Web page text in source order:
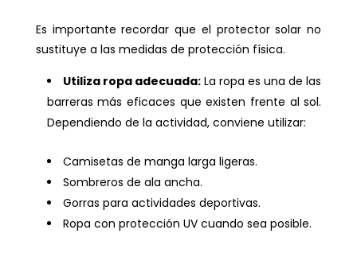
Es importante recordar que el protector solar no
sustituye a las medidas de protección física.
Utiliza ropa adecuada:La ropa es una de las
barreras más eficaces que existen frente al sol.
Dependiendo de la actividad, conviene utilizar:
Camisetas de manga larga ligeras.
Sombreros de ala ancha.
Gorras para actividades deportivas.
Ropa con protección UV cuando sea posible.